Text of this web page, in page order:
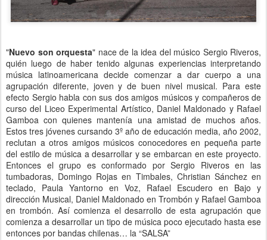
"Nuevo son orquesta" nace de la idea del músico Sergio Riveros,
quién luego de haber tenido algunas experiencias interpretando
música latinoamericana decide comenzar a dar cuerpo a una
agrupación diferente, joven y de buen nivel musical. Para este
efecto Sergio habla con sus dos amigos músicos y compañeros de
curso del Liceo Experimental Artístico, Daniel Maldonado y Rafael
Gamboa con quienes mantenía una amistad de muchos años.
Estos tres jóvenes cursando 3º año de educación media, año 2002,
reclutan a otros amigos músicos conocedores en pequeña parte
del estilo de música a desarrollar y se embarcan en este proyecto.
Entonces el grupo es conformado por Sergio Riveros en las
tumbadoras, Domingo Rojas en Timbales, Christian Sánchez en
teclado, Paula Yantorno en Voz, Rafael Escudero en Bajo y
dirección Musical, Daniel Maldonado en Trombón y Rafael Gamboa
en trombón. Así comienza el desarrollo de esta agrupación que
comienza a desarrollar un tipo de música poco ejecutado hasta ese
entonces por bandas chilenas… la “SALSA”